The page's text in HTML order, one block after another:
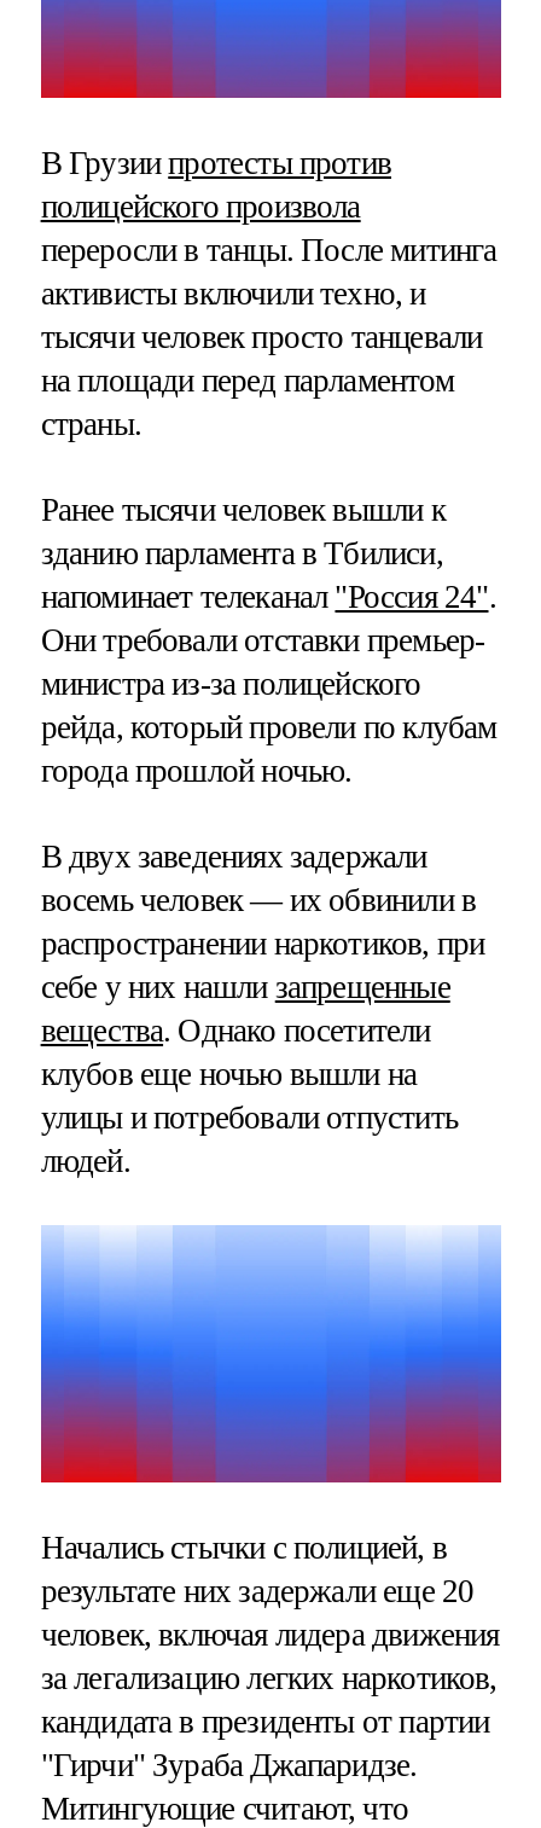
В Грузиипротесты против
полицейского произвола
переросли в танцы. После митинга
активисты включили техно, и
тысячи человек просто танцевали
на площади перед парламентом
страны.
Ранее тысячи человек вышли к
зданию парламента в Тбилиси,
напоминает телеканал "Россия 24".
Они требовали отставки премьер-
министра из-за полицейского
рейда, который провели по клубам
города прошлой ночью.
В двух заведениях задержали
восемь человек — их обвинили в
распространении наркотиков, при
себе у них нашли запрещенные
вещества. Однако посетители
клубов еще ночью вышли на
улицы и потребовали отпустить
людей.
Начались стычки с полицией, в
результате них задержали еще 20
человек, включая лидера движения
за легализацию легких наркотиков,
кандидата в президенты от партии
"Гирчи" Зураба Джапаридзе.
Митингующие считают, что